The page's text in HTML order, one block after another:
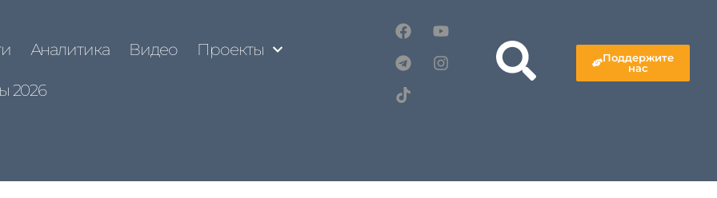
Аналитика Видео Проекты
2026
Поддержите
нас